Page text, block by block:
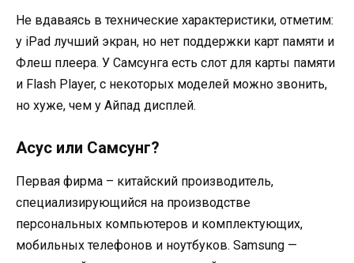
Не вдаваясь в технические характеристики, отметим:
у iPad лучший экран, но нет поддержки карт памяти и
Флеш плеера. У Самсунга есть слот для карты памяти
и Flash Player, с некоторых моделей можно звонить,
но хуже, чем у Айпад дисплей.
Асус или Самсунг?
Первая фирма – китайский производитель,
специализирующийся на производстве
персональных компьютеров и комплектующих,
мобильных телефонов и ноутбуков. Samsung —